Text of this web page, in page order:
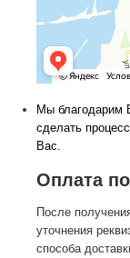
Мы благодарим
сделать
Вас.
Оплата
После
уточнения
способа